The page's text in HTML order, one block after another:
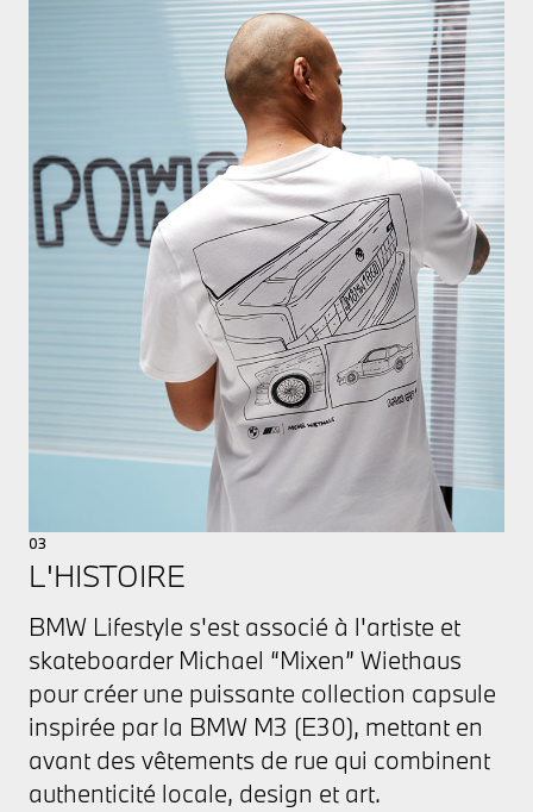
03
L'HISTOIRE
BMW Lifestyle s'est associé à l'artiste et
skateboarder Michael “Mixen” Wiethaus
pour créer une puissante collection capsule
inspirée par la BMW M3 (E30), mettant en
avant des vêtements de rue qui combinent
authenticité locale, design et art.